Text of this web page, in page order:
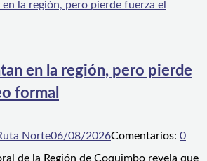
en la región, pero pierde
formal
Norte06/08/2026Comentarios: 0
de la Región de Coquimbo revela que